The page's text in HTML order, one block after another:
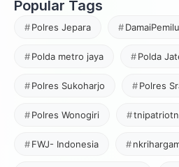
Popular Tags
Polres Jepara
Polda metro jaya Polda
Polres Sukoharjo Polres
Polres Wonogiri
FWJ- Indonesia